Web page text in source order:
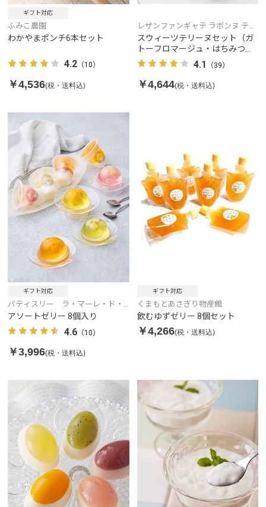
ギフト対応
ふみこ農園
わかやまポンチ6本セット
4.2 （10）
￥4,536(税・送料込)
レザンファンギャテ ラボンヌ テリ
ーヌ
スウィーツテリーヌセット（ガ
トーフロマージュ・はちみつ入
り農園風テリーヌ）
4.1 （39）
￥4,644(税・送料込)
ギフト対応
パティスリー ラ・マーレ・ド・
チャヤ
アソートゼリー 8個入り
4.6 （10）
￥3,996(税・送料込)
ギフト対応
くまもとあさぎり物産館
飲むゆずゼリー 8個セット
￥4,266(税・送料込)